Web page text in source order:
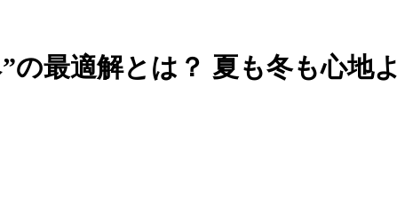
の最適解とは？ 夏も冬も心地よ